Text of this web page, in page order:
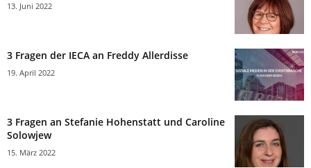
13. Juni 2022
3 Fragen der IECA an Freddy Allerdisse
19. April 2022
3 Fragen an Stefanie Hohenstatt und Caroline
Solowjew
15. März 2022